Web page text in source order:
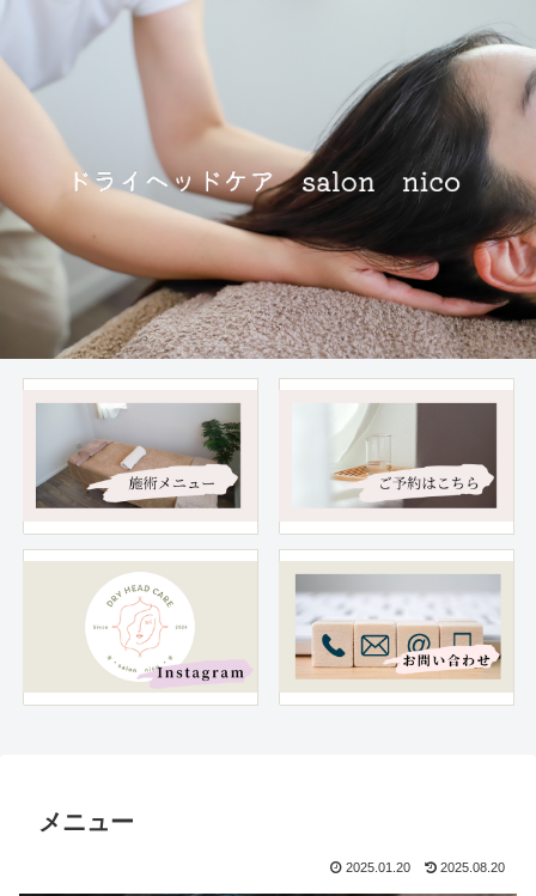
メニュー
2025.01.20 2025.08.20